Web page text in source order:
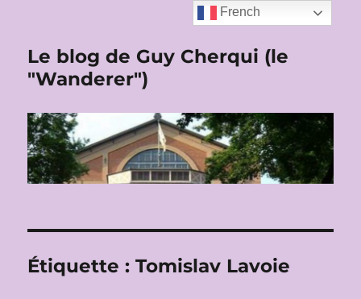
Le blog de Guy Cherqui (le
"Wanderer")
Étiquette :Tomislav Lavoie
French